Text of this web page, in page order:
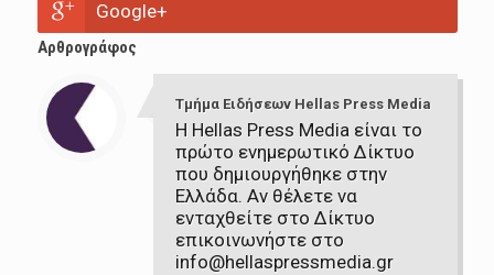
Google+
Αρθρογράφος
Τμήμα Ειδήσεων Hellas Press Media
Η Hellas Press Media είναι το
πρώτο ενημερωτικό Δίκτυο
που δημιουργήθηκε στην
Ελλάδα. Αν θέλετε να
ενταχθείτε στο Δίκτυο
επικοινωνήστε στο
info@hellaspressmedia.gr